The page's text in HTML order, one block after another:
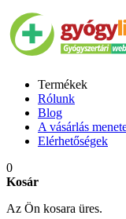
Termékek
Rólunk
Blog
A vásárlás
Elérhetőségek
0
Kosár
Az Ön kosara üres.